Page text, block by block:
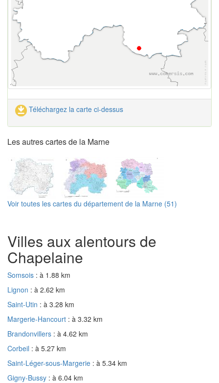
Téléchargez la carte ci-dessus
Les autres cartes de la Marne
Voir toutes les cartes du département de la Marne (51)
Villes aux alentours de
Chapelaine
Somsois : à 1.88 km
Lignon : à 2.62 km
Saint-Utin : à 3.28 km
Margerie-Hancourt : à 3.32 km
Brandonvillers : à 4.62 km
Corbeil : à 5.27 km
Saint-Léger-sous-Margerie : à 5.34 km
Gigny-Bussy : à 6.04 km